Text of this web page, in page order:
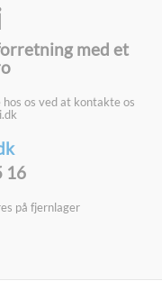
med et
os ved at kontakte os
16
på fjernlager